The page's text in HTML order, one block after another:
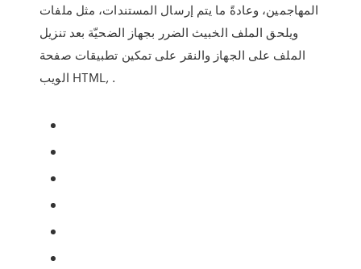
المهاجمين، وعادةً ما يتم إرسال المستندات، مثل ملفات
ويلحق الملف الخبيث الضرر بجهاز الضحيّة بعد تنزيل
الملف على الجهاز والنقر على تمكين تطبيقات صفحة
الويب HTML, .